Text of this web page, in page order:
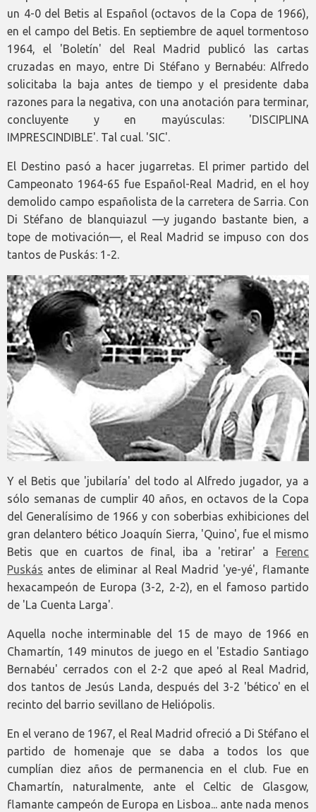
un 4-0 del Betis al Español (octavos de la Copa de 1966),
en el campo del Betis. En septiembre de aquel tormentoso
1964, el 'Boletín' del Real Madrid publicó las cartas
cruzadas en mayo, entre Di Stéfano y Bernabéu: Alfredo
solicitaba la baja antes de tiempo y el presidente daba
razones para la negativa, con una anotación para terminar,
concluyente y en mayúsculas: 'DISCIPLINA
IMPRESCINDIBLE'. Tal cual. 'SIC'.
El Destino pasó a hacer jugarretas. El primer partido del
Campeonato 1964-65 fue Español-Real Madrid, en el hoy
demolido campo españolista de la carretera de Sarria. Con
Di Stéfano de blanquiazul —y jugando bastante bien, a
tope de motivación—, el Real Madrid se impuso con dos
tantos de Puskás: 1-2.
Y el Betis que 'jubilaría' del todo al Alfredo jugador, ya a
sólo semanas de cumplir 40 años, en octavos de la Copa
del Generalísimo de 1966 y con soberbias exhibiciones del
gran delantero bético Joaquín Sierra, 'Quino', fue el mismo
Betis que en cuartos de final, iba a 'retirar' a Ferenc
Puskás antes de eliminar al Real Madrid 'ye-yé', flamante
hexacampeón de Europa (3-2, 2-2), en el famoso partido
de 'La Cuenta Larga'.
Aquella noche interminable del 15 de mayo de 1966 en
Chamartín, 149 minutos de juego en el 'Estadio Santiago
Bernabéu' cerrados con el 2-2 que apeó al Real Madrid,
dos tantos de Jesús Landa, después del 3-2 'bético' en el
recinto del barrio sevillano de Heliópolis.
En el verano de 1967, el Real Madrid ofreció a Di Stéfano el
partido de homenaje que se daba a todos los que
cumplían diez años de permanencia en el club. Fue en
Chamartín, naturalmente, ante el Celtic de Glasgow,
flamante campeón de Europa en Lisboa... ante nada menos